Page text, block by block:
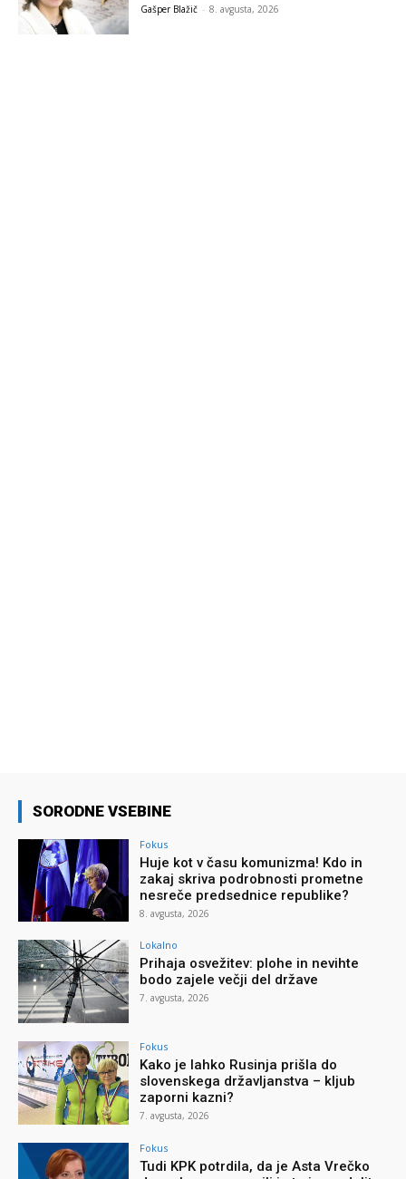
Gašper Blažič - 8. avgusta, 2026
SORODNE VSEBINE
Fokus
Huje kot v času komunizma! Kdo in
zakaj skriva podrobnosti prometne
nesreče predsednice republike?
8. avgusta, 2026
Lokalno
Prihaja osvežitev: plohe in nevihte
bodo zajele večji del države
7. avgusta, 2026
Fokus
Kako je lahko Rusinja prišla do
slovenskega državljanstva – kljub
zaporni kazni?
7. avgusta, 2026
Fokus
Tudi KPK potrdila, da je Asta Vrečko